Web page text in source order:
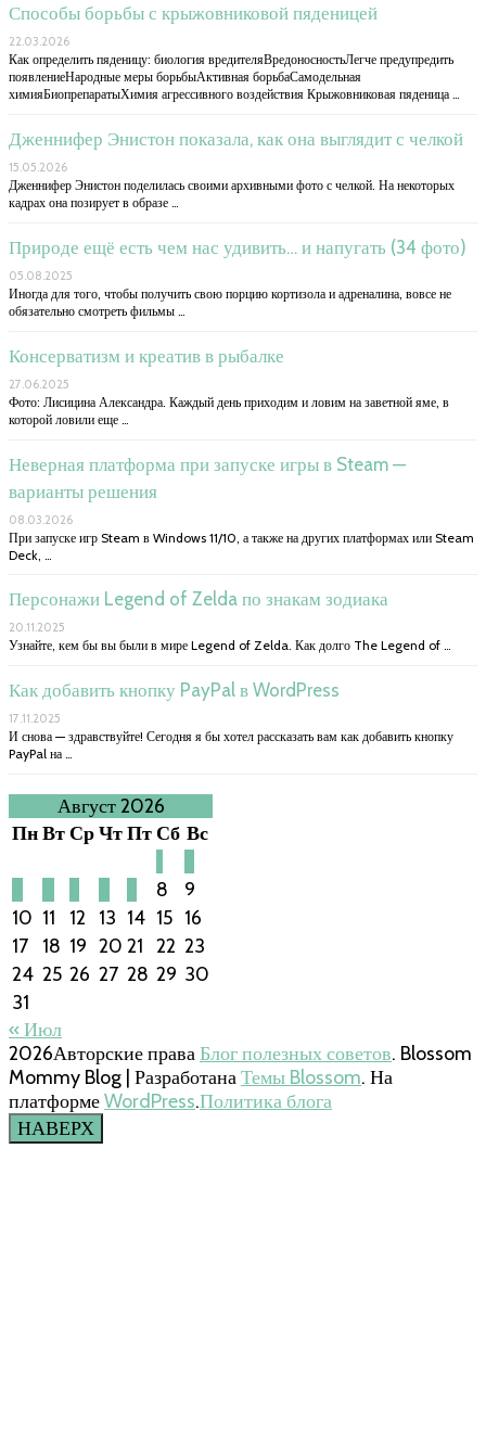
Способы борьбы с крыжовниковой пяденицей
22.03.2026
Как определить пяденицу: биология вредителяВредоносностьЛегче предупредить
появлениеНародные меры борьбыАктивная борьбаСамодельная
химияБиопрепаратыХимия агрессивного воздействия Крыжовниковая пяденица …
Дженнифер Энистон показала, как она выглядит с челкой
15.05.2026
Дженнифер Энистон поделилась своими архивными фото с челкой. На некоторых
кадрах она позирует в образе …
Природе ещё есть чем нас удивить… и напугать (34 фото)
05.08.2025
Иногда для того, чтобы получить свою порцию кортизола и адреналина, вовсе не
обязательно смотреть фильмы …
Консерватизм и креатив в рыбалке
27.06.2025
Фото: Лисицина Александра. Каждый день приходим и ловим на заветной яме, в
которой ловили еще …
Неверная платформа при запуске игры в Steam —
варианты решения
08.03.2026
При запуске игр Steam в Windows 11/10, а также на других платформах или Steam
Deck, …
Персонажи Legend of Zelda по знакам зодиака
20.11.2025
Узнайте, кем бы вы были в мире Legend of Zelda. Как долго The Legend of …
Как добавить кнопку PayPal в WordPress
17.11.2025
И снова — здравствуйте! Сегодня я бы хотел рассказать вам как добавить кнопку
PayPal на …
Август 2026
ПнВтСрЧтПтСб Вс
8
9
10 11 12 13 14 15 16
17
18 19 20 21 22 23
24 25 26 27 28 29 30
31
« Июл
2026Авторские праваБлог полезных советов. Blossom
Mommy Blog | РазработанаТемы Blossom. На
платформеWordPress.Политика блога
НАВЕРХ